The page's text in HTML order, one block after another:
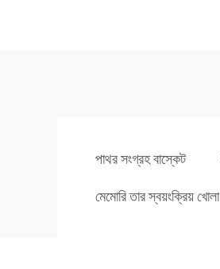
পাথর সংগ্রহ বাস্কেট
মেমোরি তার স্বয়ংক্রিয় খোলা